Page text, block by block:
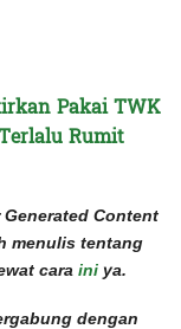
Pakai TWK
Rumit
Content
menulis tentang
cara ini ya.
dengan